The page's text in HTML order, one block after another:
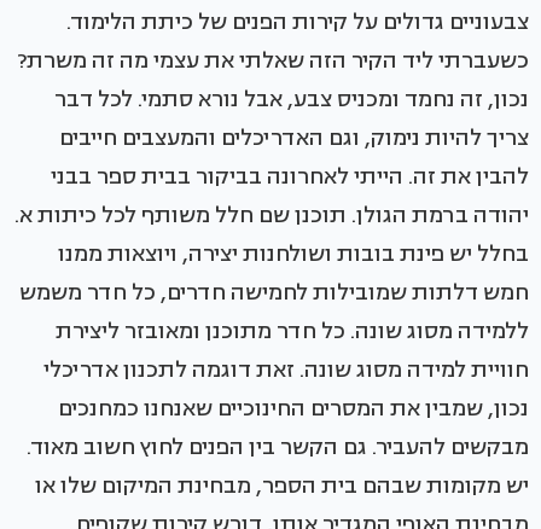
צבעוניים גדולים על קירות הפנים של כיתת הלימוד.
כשעברתי ליד הקיר הזה שאלתי את עצמי מה זה משרת?
נכון, זה נחמד ומכניס צבע, אבל נורא סתמי. לכל דבר
צריך להיות נימוק, וגם האדריכלים והמעצבים חייבים
להבין את זה. הייתי לאחרונה בביקור בבית ספר בבני
יהודה ברמת הגולן. תוכנן שם חלל משותף לכל כיתות א.
בחלל יש פינת בובות ושולחנות יצירה, ויוצאות ממנו
חמש דלתות שמובילות לחמישה חדרים, כל חדר משמש
ללמידה מסוג שונה. כל חדר מתוכנן ומאובזר ליצירת
חוויית למידה מסוג שונה. זאת דוגמה לתכנון אדריכלי
נכון, שמבין את המסרים החינוכיים שאנחנו כמחנכים
מבקשים להעביר. גם הקשר בין הפנים לחוץ חשוב מאוד.
יש מקומות שבהם בית הספר, מבחינת המיקום שלו או